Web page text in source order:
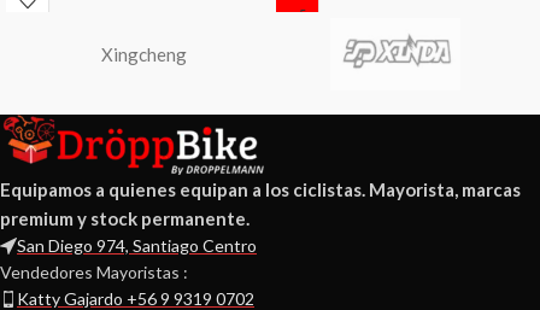
Xingcheng
Equipamos a quienes equipan a los ciclistas. Mayorista, marcas
premium y stock permanente.
San Diego 974, Santiago Centro
Vendedores Mayoristas :
Katty Gajardo +56 9 9319 0702